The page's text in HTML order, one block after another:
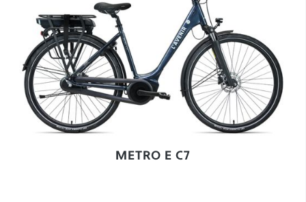
METRO E C7